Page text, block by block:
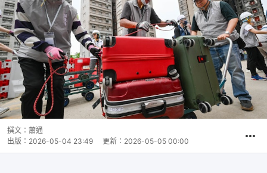
撰文： 蕭通
出版： 2026-05-04 23:49 更新： 2026-05-05 00:00